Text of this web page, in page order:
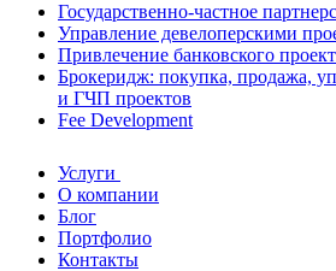
Государственно-частное
Управление девелоперскими
Привлечение банковского
Брокеридж: покупка, продажа,
и ГЧП проектов
Fee Development
Услуги
О компании
Блог
Портфолио
Контакты